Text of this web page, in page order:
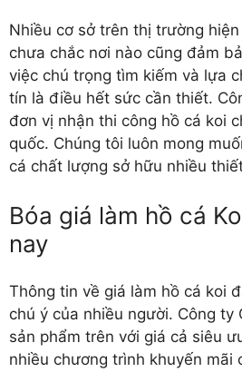
Nhiều cơ sở trên thị trường
chưa chắc nơi nào cũng đảm
việc chú trọng tìm kiếm và lựa
tín là điều hết sức cần thiết.
đơn vị nhận thi công hồ cá koi
quốc. Chúng tôi luôn mong
cá chất lượng sở hữu nhiều
Bóa giá làm hồ cá
nay
Thông tin về giá làm hồ cá koi
chú ý của nhiều người. Công ty
sản phẩm trên với giá cả siêu
nhiều chương trình khuyến mãi